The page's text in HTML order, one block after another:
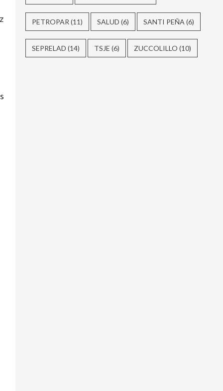
PETROPAR (11) SALUD (6) SANTI PEÑA (6)
SEPRELAD (14) TSJE (6) ZUCCOLILLO (10)